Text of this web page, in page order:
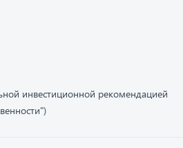
инвестиционной рекомендацией